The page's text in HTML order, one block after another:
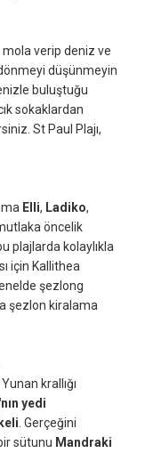
mola verip deniz ve
düşünmeyin
buluştuğu
sokaklardan
St Paul Plajı,
Elli, Ladiko,
öncelik
plajlarda kolaylıkla
için Kallithea
şezlong
şezlon kiralama
krallığı
yedi
. Gerçeğini
sütunu Mandraki